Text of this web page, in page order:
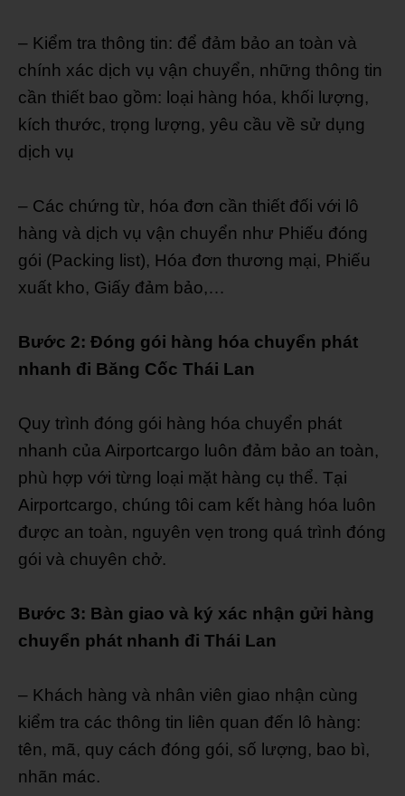
– Kiểm tra thông tin: để đảm bảo an toàn và
chính xác dịch vụ vận chuyển, những thông tin
cần thiết bao gồm: loại hàng hóa, khối lượng,
kích thước, trọng lượng, yêu cầu về sử dụng
dịch vụ
– Các chứng từ, hóa đơn cần thiết đối với lô
hàng và dịch vụ vận chuyển như Phiếu đóng
gói (Packing list), Hóa đơn thương mại, Phiếu
xuất kho, Giấy đảm bảo,…
Bước 2: Đóng gói hàng hóa chuyển phát
nhanh đi Băng Cốc Thái Lan
Quy trình đóng gói hàng hóa chuyển phát
nhanh của Airportcargo luôn đảm bảo an toàn,
phù hợp với từng loại mặt hàng cụ thể. Tại
Airportcargo, chúng tôi cam kết hàng hóa luôn
được an toàn, nguyên vẹn trong quá trình đóng
gói và chuyên chở.
Bước 3: Bàn giao và ký xác nhận gửi hàng
chuyển phát nhanh đi Thái Lan
– Khách hàng và nhân viên giao nhận cùng
kiểm tra các thông tin liên quan đến lô hàng:
tên, mã, quy cách đóng gói, số lượng, bao bì,
nhãn mác.